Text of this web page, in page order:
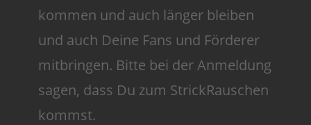
kommen und auch länger bleiben
und auch Deine Fans und Förderer
mitbringen. Bitte bei der Anmeldung
sagen, dass Du zum StrickRauschen
kommst.